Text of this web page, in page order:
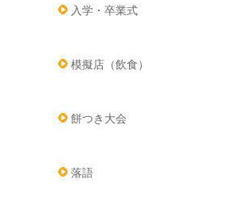
入学・卒業式
模擬店（飲食）
餅つき大会
落語